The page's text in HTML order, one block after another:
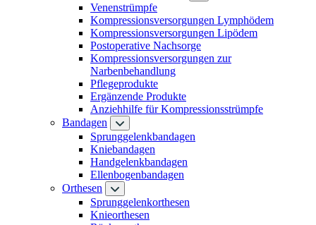
Venenstrümpfe
Kompressionsversorgungen Lymphödem
Kompressionsversorgungen Lipödem
Postoperative Nachsorge
Kompressionsversorgungen zur
Narbenbehandlung
Pflegeprodukte
Ergänzende Produkte
Anziehhilfe für Kompressionsstrümpfe
Bandagen
Sprunggelenkbandagen
Kniebandagen
Handgelenkbandagen
Ellenbogenbandagen
Orthesen
Sprunggelenkorthesen
Knieorthesen